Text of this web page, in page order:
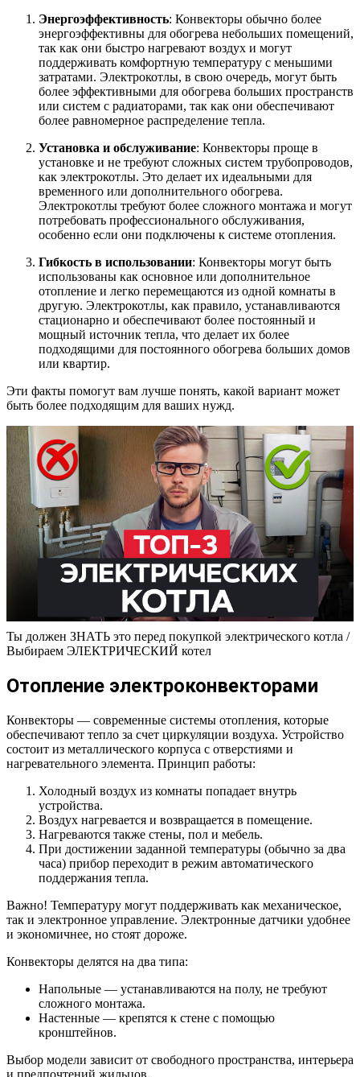
Энергоэффективность: Конвекторы обычно более
энергоэффективны для обогрева небольших помещений,
так как они быстро нагревают воздух и могут
поддерживать комфортную температуру с меньшими
затратами. Электрокотлы, в свою очередь, могут быть
более эффективными для обогрева больших пространств
или систем с радиаторами, так как они обеспечивают
более равномерное распределение тепла.
Установка и обслуживание: Конвекторы проще в
установке и не требуют сложных систем трубопроводов,
как электрокотлы. Это делает их идеальными для
временного или дополнительного обогрева.
Электрокотлы требуют более сложного монтажа и могут
потребовать профессионального обслуживания,
особенно если они подключены к системе отопления.
Гибкость в использовании: Конвекторы могут быть
использованы как основное или дополнительное
отопление и легко перемещаются из одной комнаты в
другую. Электрокотлы, как правило, устанавливаются
стационарно и обеспечивают более постоянный и
мощный источник тепла, что делает их более
подходящими для постоянного обогрева больших домов
или квартир.
Эти факты помогут вам лучше понять, какой вариант может
быть более подходящим для ваших нужд.
Ты должен ЗНАТЬ это перед покупкой электрического котла /
Выбираем ЭЛЕКТРИЧЕСКИЙ котел
Отопление электроконвекторами
Конвекторы — современные системы отопления, которые
обеспечивают тепло за счет циркуляции воздуха. Устройство
состоит из металлического корпуса с отверстиями и
нагревательного элемента. Принцип работы:
Холодный воздух из комнаты попадает внутрь
устройства.
Воздух нагревается и возвращается в помещение.
Нагреваются также стены, пол и мебель.
При достижении заданной температуры (обычно за два
часа) прибор переходит в режим автоматического
поддержания тепла.
Важно! Температуру могут поддерживать как механическое,
так и электронное управление. Электронные датчики удобнее
и экономичнее, но стоят дороже.
Конвекторы делятся на два типа:
Напольные — устанавливаются на полу, не требуют
сложного монтажа.
Настенные — крепятся к стене с помощью
кронштейнов.
Выбор модели зависит от свободного пространства, интерьера
и предпочтений жильцов.